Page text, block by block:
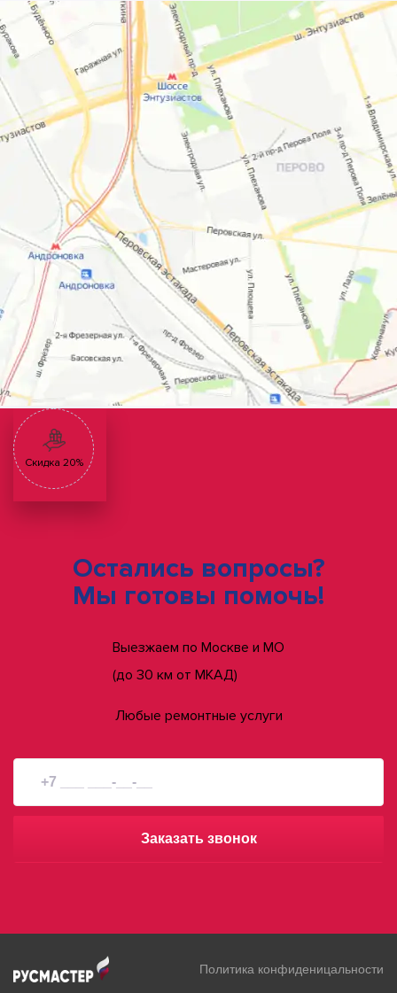
Скидка 20%
Остались вопросы?
Мы готовы помочь!
Выезжаем по Москве и МО
(до 30 км от МКАД)
Любые ремонтные услуги
Заказать звонок
Политика конфиденицальности